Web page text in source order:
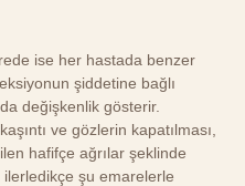
ise her hastada benzer
şiddetine bağlı
değişkenlik gösterir.
ve gözlerin kapatılması,
hafifçe ağrılar şeklinde
şu emarelerle